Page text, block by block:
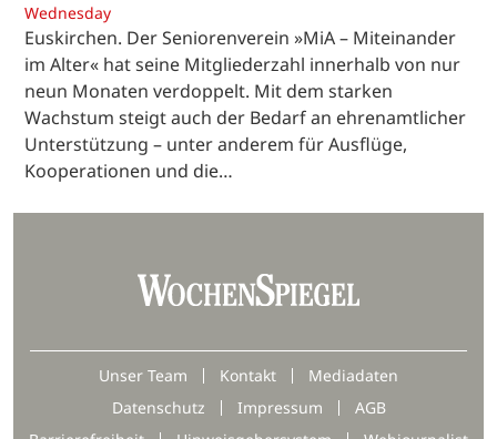
Wednesday
Euskirchen. Der Seniorenverein »MiA – Miteinander
im Alter« hat seine Mitgliederzahl innerhalb von nur
neun Monaten verdoppelt. Mit dem starken
Wachstum steigt auch der Bedarf an ehrenamtlicher
Unterstützung – unter anderem für Ausflüge,
Kooperationen und die…
Unser Team Kontakt
Mediadaten
Datenschutz
Impressum
AGB